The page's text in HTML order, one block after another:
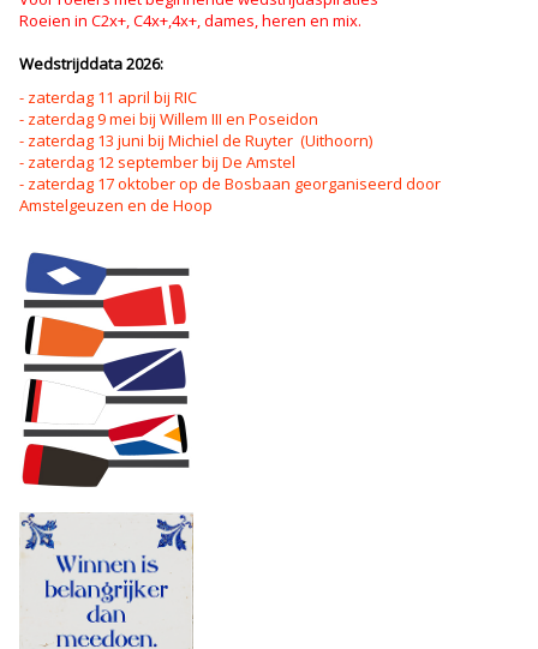
Roeien in C2x+, C4x+,4x+, dames, heren en mix.
Wedstrijddata 2026:
- zaterdag 11 april bij RIC
- zaterdag 9 mei bij Willem III en Poseidon
- zaterdag 13 juni bij Michiel de Ruyter (Uithoorn)
- zaterdag 12 september bij De Amstel
- zaterdag 17 oktober op de Bosbaan georganiseerd door
Amstelgeuzen en de Hoop